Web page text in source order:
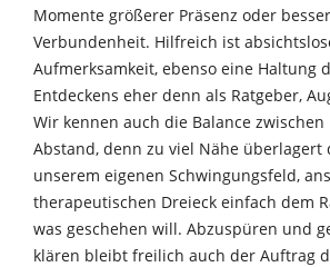
Momente größerer Präsenz oder
Verbundenheit. Hilfreich ist
Aufmerksamkeit, ebenso eine Haltung
Entdeckens eher denn als Ratgeber,
Wir kennen auch die Balance zwischen
Abstand, denn zu viel Nähe überlagert
unserem eigenen Schwingungsfeld,
therapeutischen Dreieck einfach dem
was geschehen will. Abzuspüren und
klären bleibt freilich auch der Auftrag